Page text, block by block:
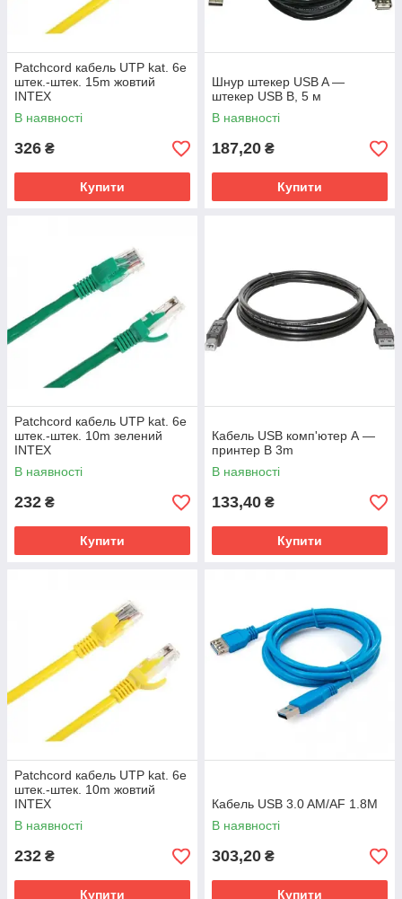
Patchcord кабель UTP kat. 6e
штек.-штек. 15m жовтий
INTEX
В наявності
326 ₴
Купити
Шнур штекер USB A —
штекер USB В, 5 м
В наявності
187,20 ₴
Купити
Patchcord кабель UTP kat. 6e
штек.-штек. 10m зелений
INTEX
В наявності
232 ₴
Купити
Кабель USB комп'ютер А —
принтер В 3m
В наявності
133,40 ₴
Купити
Patchcord кабель UTP kat. 6e
штек.-штек. 10m жовтий
INTEX
В наявності
232 ₴
Купити
Кабель USB 3.0 AM/AF 1.8M
В наявності
303,20 ₴
Купити